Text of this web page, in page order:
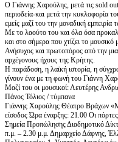
Ο Γιάννης Χαρούλης, μετά τις sold
περιοδεία-και μετά την κυκλοφορία
εμείς μαζί του την μοναδική
Με το λαούτο του και όλα όσα
και στο σήμερα που χτίζει το μουσικό
Ανήσυχος και πρωτοπόρος από την
αρχέγονους ήχους της Κρήτης.
Η παράδοση, η λαϊκή ιστορία, η
γίνουν ένα με τη φωνή του Γιάννη
Μαζί του οι μουσικοί: Λευτέρης
Πάνος Τόλιος / τύμπανα
Γιάννης Χαρούλης Θέατρο Βράχων
είσοδος Ώρα έναρξης: 21.00 Οι
Σημεία Προπώλησης Διαδημοτικό
π.μ. – 2.30 μ.μ. Δημαρχείο Δάφνης,